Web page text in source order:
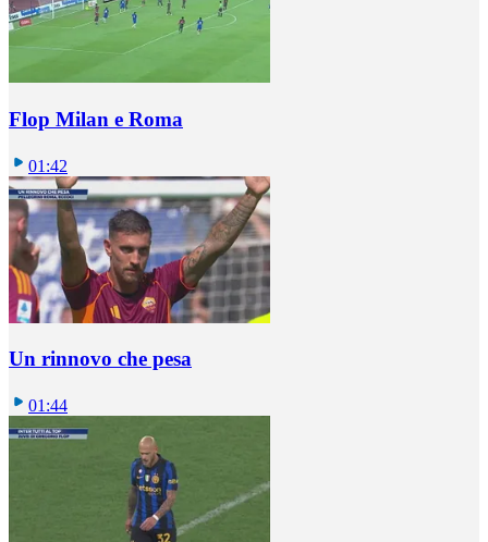
Flop Milan e Roma
01:42
Un rinnovo che pesa
01:44